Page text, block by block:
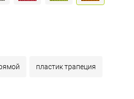
пластик трапеция